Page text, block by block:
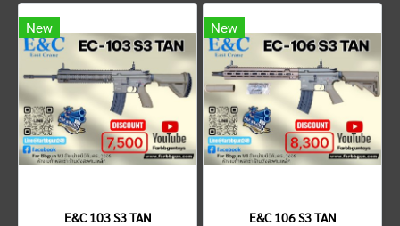
New
E&C 103 S3 TAN
New
E&C 106 S3 TAN